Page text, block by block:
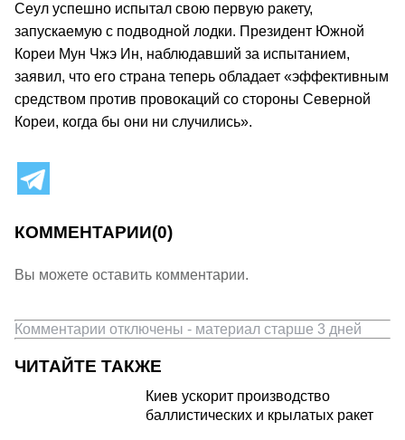
Сеул успешно испытал свою первую ракету,
запускаемую с подводной лодки. Президент Южной
Кореи Мун Чжэ Ин, наблюдавший за испытанием,
заявил, что его страна теперь обладает «эффективным
средством против провокаций со стороны Северной
Кореи, когда бы они ни случились».
КОММЕНТАРИИ(0)
Вы можете оставить комментарии.
Комментарии отключены - материал старше 3 дней
ЧИТАЙТЕ ТАКЖЕ
Киев ускорит производство
баллистических и крылатых ракет